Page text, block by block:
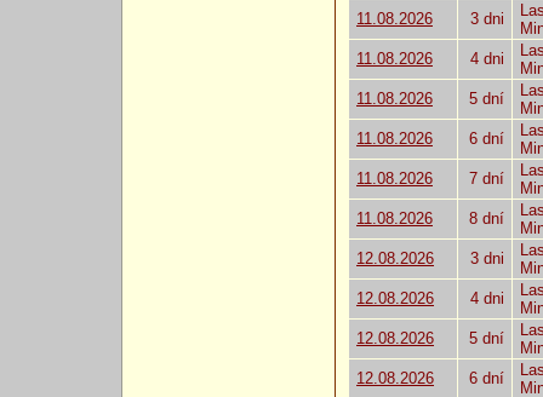
11.08.2026
3 dni
11.08.2026
4 dni
11.08.2026
5 dní
11.08.2026
6 dní
11.08.2026
7 dní
11.08.2026
8 dní
12.08.2026
3 dni
12.08.2026
4 dni
12.08.2026
5 dní
12.08.2026
6 dní